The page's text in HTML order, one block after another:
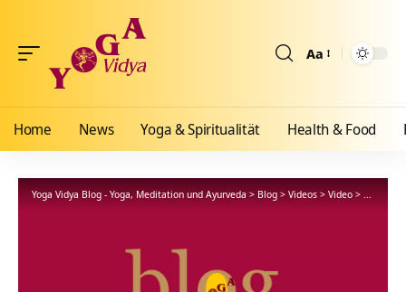
Aa
Home News Yoga & Spiritualität Health & Food
Yoga Vidya Blog - Yoga, Meditation und Ayurveda > Blog > Videos > Video >